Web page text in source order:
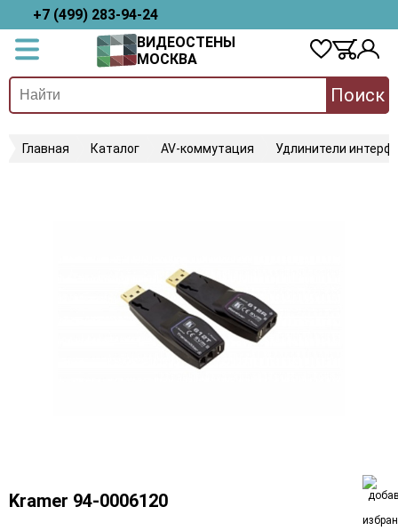
+7 (499) 283-94-24
ВИДЕОСТЕНЫ
МОСКВА
Поиск
Главная Каталог AV-коммутация Удлинители
Kramer 94-0006120